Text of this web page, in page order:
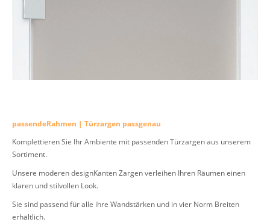
passendeRahmen | Türzargen passgenau
Komplettieren Sie Ihr Ambiente mit passenden Türzargen aus unserem
Sortiment.
Unsere moderen designKanten Zargen verleihen Ihren Räumen einen
klaren und stilvollen Look.
Sie sind passend für alle ihre Wandstärken und in vier Norm Breiten
erhältlich.